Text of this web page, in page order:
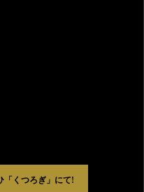
「くつろぎ」にて!